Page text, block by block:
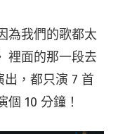
為我們的歌都太
裡面的那一段去
，都只演 7 首
10 分鐘！